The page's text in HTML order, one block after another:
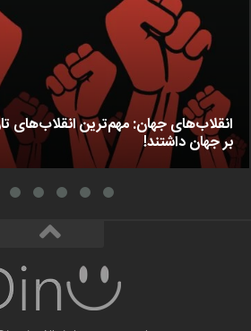
انقلاب‌های جهان: مهم‌ترین انقلاب‌های
بر جهان داشتند!